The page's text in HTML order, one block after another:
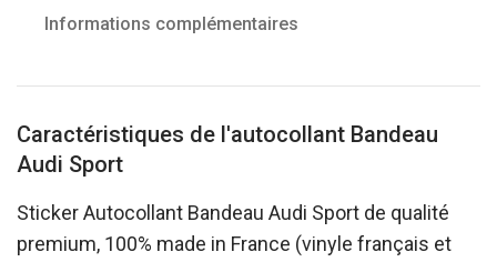
Informations complémentaires
Caractéristiques de l'autocollant Bandeau
Audi Sport
Sticker Autocollant Bandeau Audi Sport de qualité
premium, 100% made in France (vinyle français et